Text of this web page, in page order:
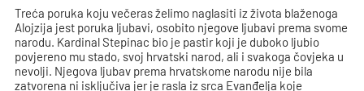
Treća poruka koju večeras želimo naglasiti iz života blaženoga
Alojzija jest poruka ljubavi, osobito njegove ljubavi prema svome
narodu. Kardinal Stepinac bio je pastir koji je duboko ljubio
povjereno mu stado, svoj hrvatski narod, ali i svakoga čovjeka u
nevolji. Njegova ljubav prema hrvatskome narodu nije bila
zatvorena ni isključiva jer je rasla iz srca Evanđelja koje